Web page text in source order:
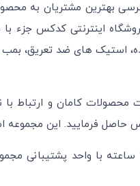
بهترین مشتریان به
اینترنتی کدکس جزء
استیک های ضد تعریق،
کامان و ارتباط
بدین سان شما می توانید به صورت ۲۴